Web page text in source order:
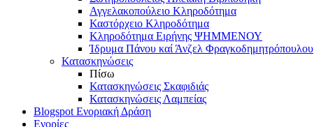
Αγγελακοπούλειο Κληροδότημα
Καστόρχειο Κληροδότημα
Κληροδότημα Ειρήνης ΨΗΜΜΕΝΟΥ
Ίδρυμα Πάνου καί Άνζελ Φραγκοδημητρόπουλου
Κατασκηνώσεις
Πίσω
Κατασκηνώσεις Σκαφιδιάς
Κατασκηνώσεις Λαμπείας
Blogspot Ενοριακή Δράση
Ενορίες